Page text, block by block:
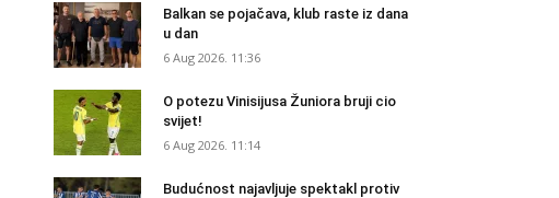
Balkan se pojačava, klub raste iz dana
u dan
6 Aug 2026. 11:36
O potezu Vinisijusa Žuniora bruji cio
svijet!
6 Aug 2026. 11:14
Budućnost najavljuje spektakl protiv